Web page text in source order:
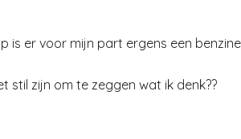
is er voor mijn part ergens een
stil zijn om te zeggen wat ik denk??